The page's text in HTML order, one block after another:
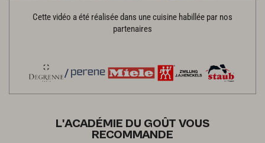
Cette vidéo a été réalisée dans une cuisine habillée par nos
partenaires
L'ACADÉMIE DU GOÛT VOUS
RECOMMANDE